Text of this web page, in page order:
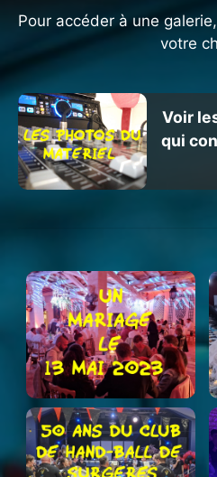
Pour accéder à une
votre
Voir
qui